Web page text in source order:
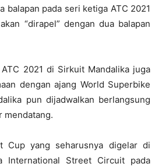
balapan pada seri ketiga ATC 2021
“dirapel” dengan dua balapan
2021 di Sirkuit Mandalika juga
dengan ajang World Superbike
pun dijadwalkan berlangsung
mendatang.
Cup yang seharusnya digelar di
International Street Circuit pada